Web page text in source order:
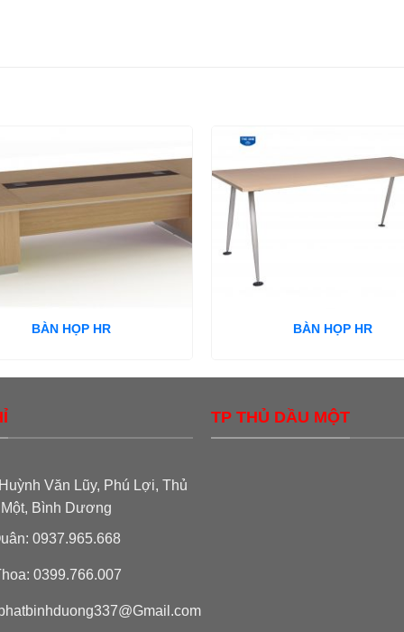
BÀN HỌP HR BÀN HỌP HR
Văn Lũy, Phú Lợi, Thủ
Bình Dương
0937.965.668
0399.766.007
TP THỦ DẦU MỘT